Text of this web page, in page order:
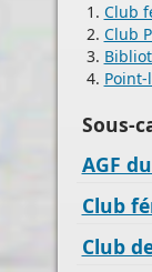
Club
Club
Sous-
AGF
Club
Club